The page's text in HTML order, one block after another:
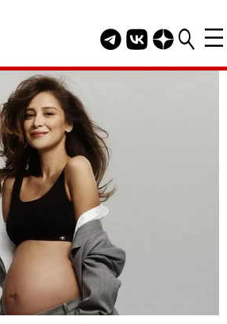
Telegram канал
Группа HELLO
Канал